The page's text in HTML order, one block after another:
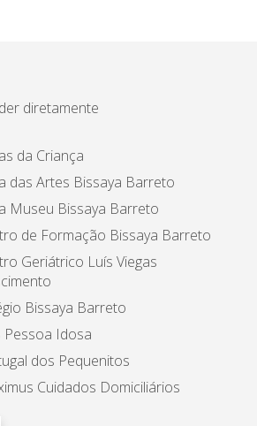
diretamente
da Criança
das Artes Bissaya Barreto
Museu Bissaya Barreto
de Formação Bissaya Barreto
Geriátrico Luís Viegas
Bissaya Barreto
Pessoa Idosa
dos Pequenitos
Cuidados Domiciliários